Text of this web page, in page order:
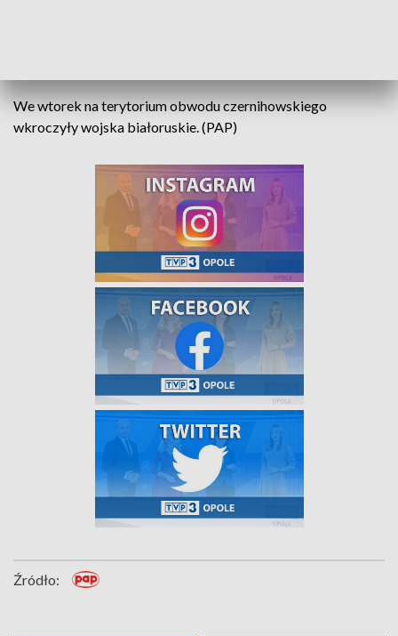
We wtorek na terytorium obwodu czernihowskiego
wkroczyły wojska białoruskie. (PAP)
Źródło: